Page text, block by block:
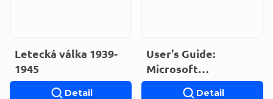
Letecká válka 1939-
1945
Detail
User's Guide:
Microsoft
PowerPoint version
Detail